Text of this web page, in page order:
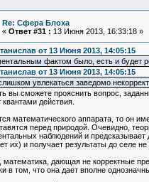
Re: Сфера Блоха
« Ответ #31 : 13 Июня 2013, 16:33:18 »
от 13 Июня 2013, 14:05:15
фактом было, есть и будет
от 13 Июня 2013, 14:05:15
увлекаться заведомо
вы сможете прояснить вопрос,
квантами действия.
математического аппарата, то он
перед природой. Очевидно,
наблюдений и
их) и получает результаты до селе
дающая не корректные
в том, что она дает вполне